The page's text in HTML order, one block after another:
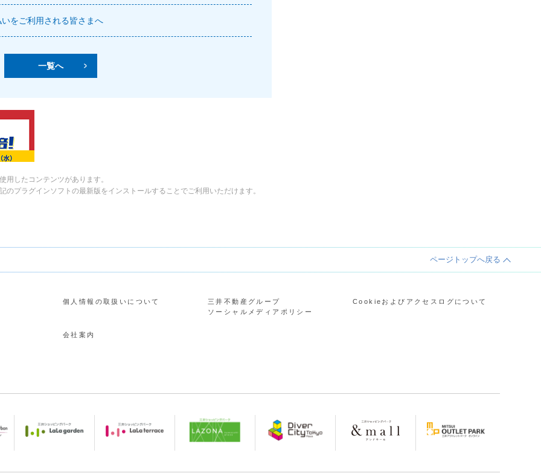
をご利用される皆さまへ
一覧へ
用したコンテンツがあります。
のプラグインソフトの最新版をインストールすることでご利用いただけます。
ページトップへ戻る
個人情報の取扱いについて
三井不動産グループ
ソーシャルメディアポリシー
Cookieおよびアクセスログについて
会社案内